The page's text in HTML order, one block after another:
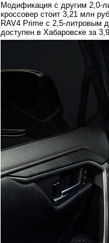
Модификация с другим 2,0-
кроссовер стоит 3,21 млн
RAV4 Prime с 2,5-литровым
доступен в Хабаровске за